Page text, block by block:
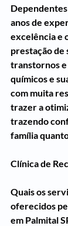
anos de
excelência e
prestação de
transtornos
químicos e
com muita
trazer a
trazendo
família
Clínica de
Quais os
oferecidos
em Palmital